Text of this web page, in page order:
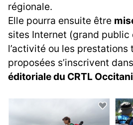
régionale.
Elle pourra ensuite être
sites Internet (grand public
l’activité ou les prestations
proposées s’inscrivent dans
éditoriale du CRTL